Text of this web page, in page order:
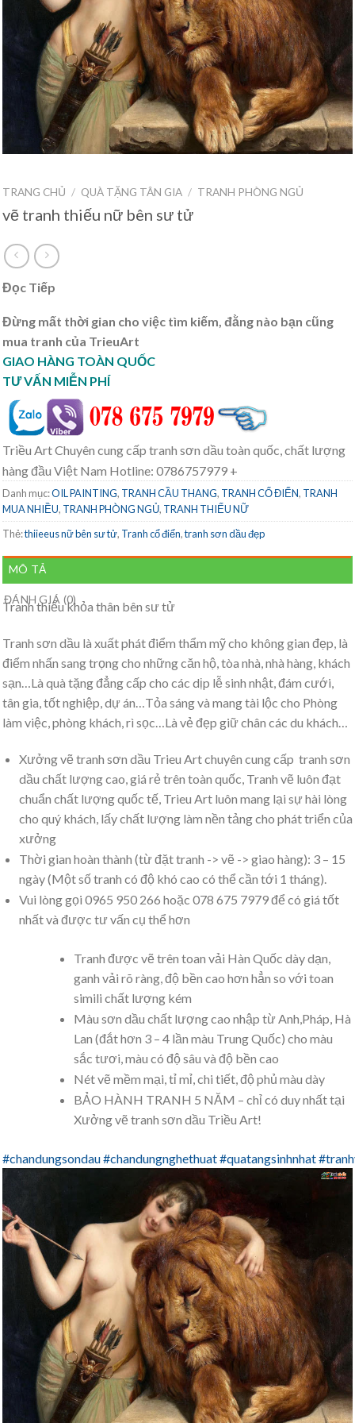
TRANG CHỦ / QUÀ TẶNG TÂN GIA / TRANH PHÒNG NGỦ
vẽ tranh thiếu nữ bên sư tử
Đọc Tiếp
Đừng mất thời gian cho việc tìm kiếm, đằng nào bạn cũng
mua tranh của TrieuArt
GIAO HÀNG TOÀN QUỐC
TƯ VẤN MIỄN PHÍ
Triều Art Chuyên cung cấp tranh sơn dầu toàn quốc, chất lượng
hàng đầu Việt Nam Hotline: 0786757979 +
Danh mục:OIL PAINTING, TRANH CẦU THANG, TRANH CỔ ĐIỂN, TRANH
MUA NHIỀU, TRANH PHÒNG NGỦ, TRANH THIẾU NỮ
Thẻ:thiieeus nữ bên sư tử, Tranh cổ điển,tranh sơn dầu đẹp
MÔ TẢ
ĐÁNH GIÁ (0)
Tranh thiếu khỏa thân bên sư tử
Tranh sơn dầu là xuất phát điểm thẩm mỹ cho không gian đẹp, là
điểm nhấn sang trọng cho những căn hộ, tòa nhà, nhà hàng, khách
sạn…Là quà tặng đẳng cấp cho các dịp lễ sinh nhật, đám cưới,
tân gia, tốt nghiệp, dự án…Tỏa sáng và mang tài lộc cho Phòng
làm việc, phòng khách, rì sọc…Là vẻ đẹp giữ chân các du khách…
Xưởng vẽ tranh sơn dầu Trieu Art chuyên cung cấp tranh sơn
dầu chất lượng cao, giá rẻ trên toàn quốc, Tranh vẽ luôn đạt
chuẩn chất lượng quốc tế, Trieu Art luôn mang lại sự hài lòng
cho quý khách, lấy chất lượng làm nền tảng cho phát triển của
xưởng
Thời gian hoàn thành (từ đặt tranh -> vẽ -> giao hàng): 3 – 15
ngày (Một số tranh có độ khó cao có thể cần tới 1 tháng).
Vui lòng gọi 0965 950 266 hoặc 078 675 7979 để có giá tốt
nhất và được tư vấn cụ thể hơn
Tranh được vẽ trên toan vải Hàn Quốc dày dạn,
ganh vải rõ ràng, độ bền cao hơn hẳn so với toan
simili chất lượng kém
Màu sơn dầu chất lượng cao nhập từ Anh,Pháp, Hà
Lan (đắt hơn 3 – 4 lần màu Trung Quốc) cho màu
sắc tươi, màu có độ sâu và độ bền cao
Nét vẽ mềm mại, tỉ mỉ, chi tiết, độ phủ màu dày
BẢO HÀNH TRANH 5 NĂM – chỉ có duy nhất tại
Xưởng vẽ tranh sơn dầu Triều Art!
#chandungsondau#chandungnghethuat#quatangsinhnhat